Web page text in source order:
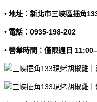
• 地址：新北市三峽區插角
• 電話：0935-198-202
• 營業時間：僅限週日